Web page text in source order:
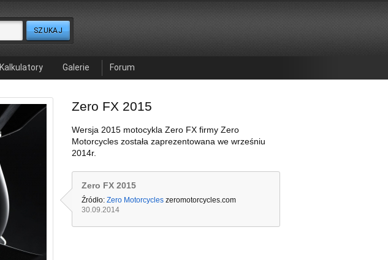
Kalkulatory Galerie Forum
Zero FX 2015
Wersja 2015 motocykla Zero FX firmy Zero
Motorcycles została zaprezentowana we wrześniu
2014r.
Zero FX 2015
Źródło: Zero Motorcycles zeromotorcycles.com
30.09.2014